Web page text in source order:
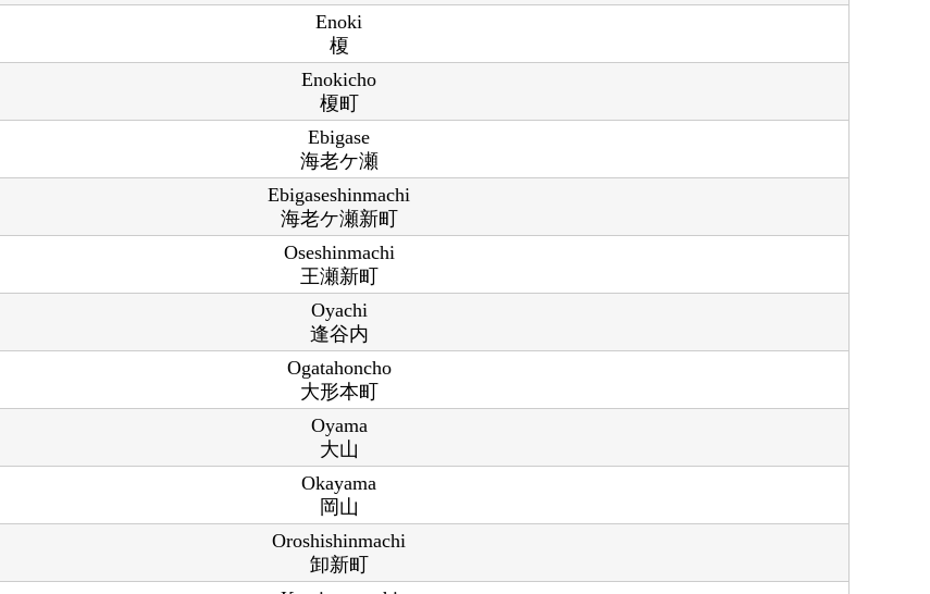
Enoki
榎
Enokicho
榎町
Ebigase
海老ケ瀬
Ebigaseshinmachi
海老ケ瀬新町
Oseshinmachi
王瀬新町
Oyachi
逢谷内
Ogatahoncho
大形本町
Oyama
大山
Okayama
岡山
Oroshishinmachi
卸新町